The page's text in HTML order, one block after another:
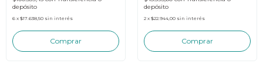
depósito
6 x $17.638,50 sin interés
depósito
2 x $22.944,00 sin interés